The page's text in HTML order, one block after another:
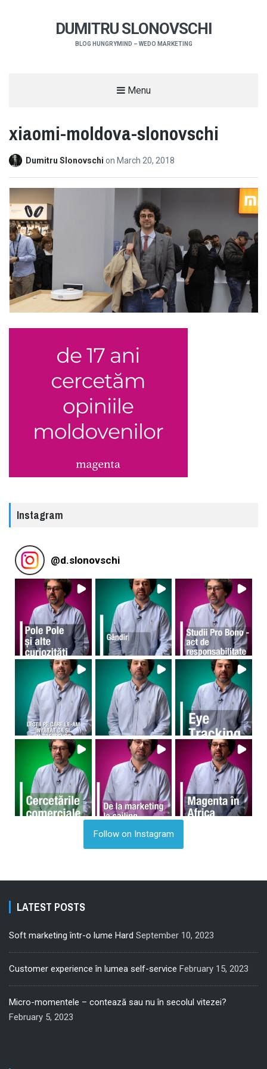
DUMITRU SLONOVSCHI
BLOG HUNGRYMIND – WEDO MARKETING
Menu
xiaomi-moldova-slonovschi
Dumitru Slonovschi on March 20, 2018
Instagram
@d.slonovschi
Follow on Instagram
LATEST POSTS
Soft marketing într-o lume Hard September 10, 2023
Customer experience în lumea self-service February 15, 2023
Micro-momentele – contează sau nu în secolul vitezei?
February 5, 2023